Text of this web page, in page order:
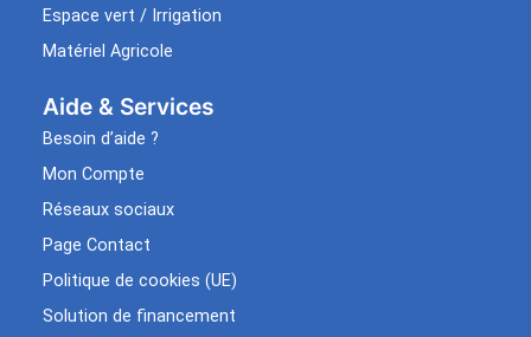
Espace vert / Irrigation
Matériel Agricole
Aide & Services​
Besoin d’aide ?
Mon Compte
Réseaux sociaux
Page Contact
Politique de cookies (UE)
Solution de financement